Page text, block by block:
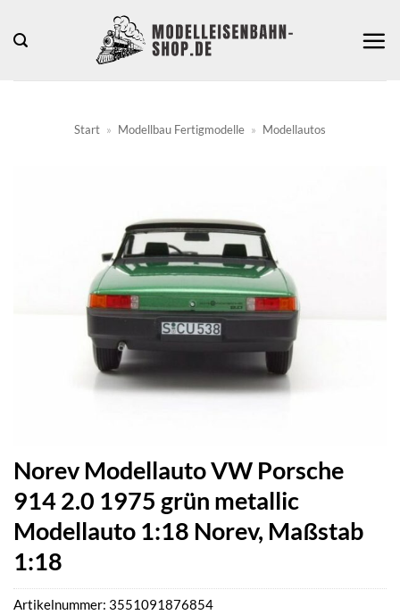
Inhalt
Start » Modellbau Fertigmodelle » Modellautos
Norev Modellauto VW Porsche
914 2.0 1975 grün metallic
Modellauto 1:18 Norev, Maßstab
1:18
Artikelnummer: 3551091876854